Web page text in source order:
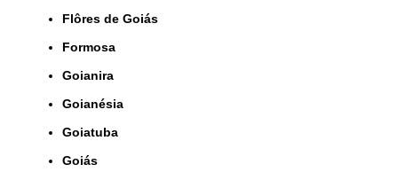
Flôres de Goiás
Formosa
Goianira
Goianésia
Goiatuba
Goiás